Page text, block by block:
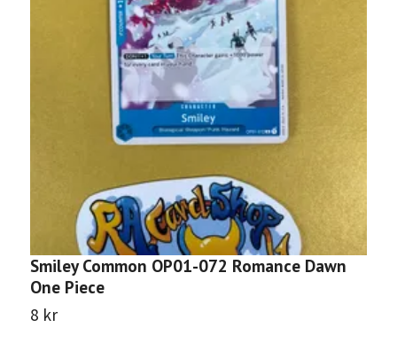
Smiley Common OP01-072 Romance Dawn
One Piece
8 kr